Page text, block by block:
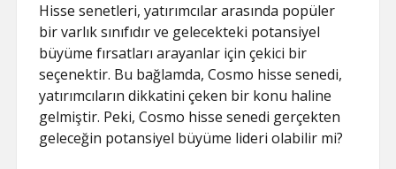
Hisse senetleri, yatırımcılar arasında popüler
bir varlık sınıfıdır ve gelecekteki potansiyel
büyüme fırsatları arayanlar için çekici bir
seçenektir. Bu bağlamda, Cosmo hisse senedi,
yatırımcıların dikkatini çeken bir konu haline
gelmiştir. Peki, Cosmo hisse senedi gerçekten
geleceğin potansiyel büyüme lideri olabilir mi?